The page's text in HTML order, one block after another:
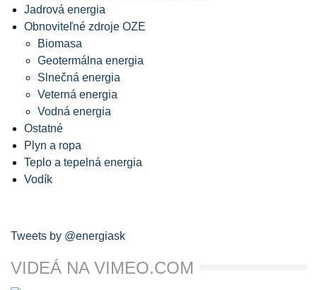
Jadrová energia
Obnoviteľné zdroje OZE
Biomasa
Geotermálna energia
Slnečná energia
Veterná energia
Vodná energia
Ostatné
Plyn a ropa
Teplo a tepelná energia
Vodík
Tweets by @energiask
VIDEÁ NA VIMEO.COM